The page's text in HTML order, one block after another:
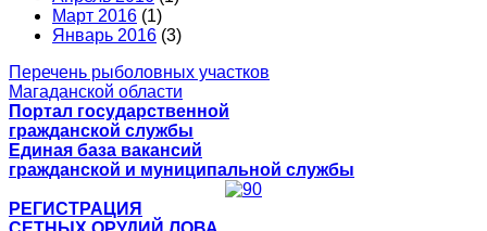
Март 2016 (1)
Январь 2016 (3)
Перечень рыболовных участков
Магаданской области
Портал государственной
гражданской службы
Единая база вакансий
гражданской и муниципальной службы
РЕГИСТРАЦИЯ